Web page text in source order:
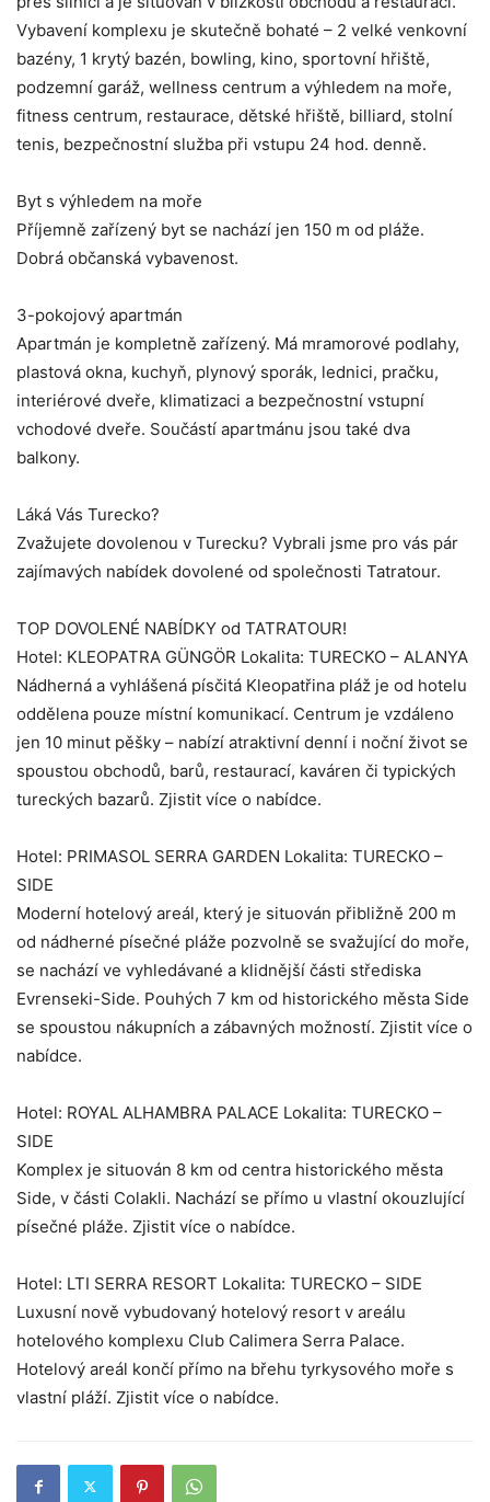
Vybavení komplexu je skutečně bohaté – 2 velké venkovní
bazény, 1 krytý bazén, bowling, kino, sportovní hřiště,
podzemní garáž, wellness centrum a výhledem na moře,
fitness centrum, restaurace, dětské hřiště, billiard, stolní
tenis, bezpečnostní služba při vstupu 24 hod. denně.
Byt s výhledem na moře
Příjemně zařízený byt se nachází jen 150 m od pláže.
Dobrá občanská vybavenost.
3-pokojový apartmán
Apartmán je kompletně zařízený. Má mramorové podlahy,
plastová okna, kuchyň, plynový sporák, lednici, pračku,
interiérové ​​dveře, klimatizaci a bezpečnostní vstupní
vchodové dveře. Součástí apartmánu jsou také dva
balkony.
Láká Vás Turecko?
Zvažujete dovolenou v Turecku? Vybrali jsme pro vás pár
zajímavých nabídek dovolené od společnosti Tatratour.
TOP DOVOLENÉ NABÍDKY od TATRATOUR!
Hotel: KLEOPATRA GÜNGÖR Lokalita: TURECKO – ALANYA
Nádherná a vyhlášená písčitá Kleopatřina pláž je od hotelu
oddělena pouze místní komunikací. Centrum je vzdáleno
jen 10 minut pěšky – nabízí atraktivní denní i noční život se
spoustou obchodů, barů, restaurací, kaváren či typických
tureckých bazarů. Zjistit více o nabídce.
Hotel: PRIMASOL SERRA GARDEN Lokalita: TURECKO –
SIDE
Moderní hotelový areál, který je situován přibližně 200 m
od nádherné písečné pláže pozvolně se svažující do moře,
se nachází ve vyhledávané a klidnější části střediska
Evrenseki-Side. Pouhých 7 km od historického města Side
se spoustou nákupních a zábavných možností. Zjistit více o
nabídce.
Hotel: ROYAL ALHAMBRA PALACE Lokalita: TURECKO –
SIDE
Komplex je situován 8 km od centra historického města
Side, v části Colakli. Nachází se přímo u vlastní okouzlující
písečné pláže. Zjistit více o nabídce.
Hotel: LTI SERRA RESORT Lokalita: TURECKO – SIDE
Luxusní nově vybudovaný hotelový resort v areálu
hotelového komplexu Club Calimera Serra Palace.
Hotelový areál končí přímo na břehu tyrkysového moře s
vlastní pláží. Zjistit více o nabídce.